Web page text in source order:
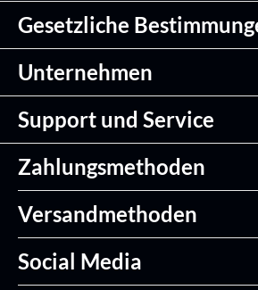
Gesetzliche
Unternehmen
Support und Service
Zahlungsmethoden
Versandmethoden
Social Media